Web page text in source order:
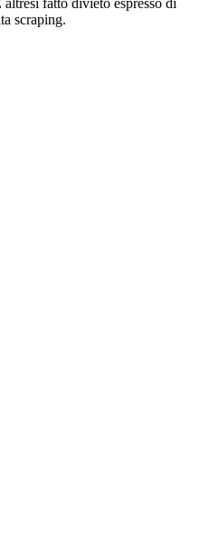
fatto divieto espresso di
scraping.